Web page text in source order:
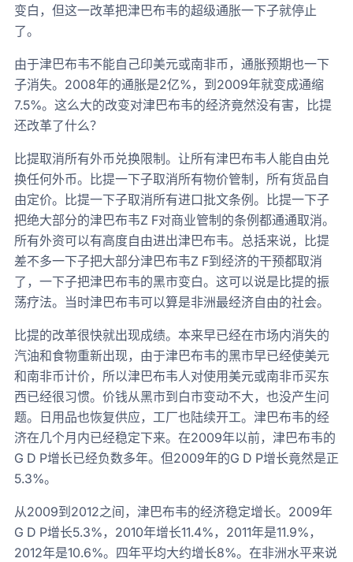
变白，但这一改革把津巴布韦的超级通胀一下子就停止
了。
由于津巴布韦不能自己印美元或南非币，通胀预期也一下
子消失。2008年的通胀是2亿%，到2009年就变成通缩
7.5%。这么大的改变对津巴布韦的经济竟然没有害，比提
还改革了什么？
比提取消所有外币兑换限制。让所有津巴布韦人能自由兑
换任何外币。比提一下子取消所有物价管制，所有货品自
由定价。比提一下子取消所有进口批文条例。比提一下子
把绝大部分的津巴布韦Z F对商业管制的条例都通通取消。
所有外资可以有高度自由进出津巴布韦。总括来说，比提
差不多一下子把大部分津巴布韦Z F到经济的干预都取消
了，一下子把津巴布韦的黑市变白。这可以说是比提的振
荡疗法。当时津巴布韦可以算是非洲最经济自由的社会。
比提的改革很快就出现成绩。本来早已经在市场内消失的
汽油和食物重新出现，由于津巴布韦的黑市早已经使美元
和南非币计价，所以津巴布韦人对使用美元或南非币买东
西已经很习惯。价钱从黑市到白市变动不大，也没产生问
题。日用品也恢复供应，工厂也陆续开工。津巴布韦的经
济在几个月内已经稳定下来。在2009年以前，津巴布韦的
G D P增长已经负数多年。但2009年的G D P增长竟然是正
5.3%。
从2009到2012之间，津巴布韦的经济稳定增长。2009年
G D P增长5.3%，2010年增长11.4%，2011年是11.9%，
2012年是10.6%。四年平均大约增长8%。在非洲水平来说